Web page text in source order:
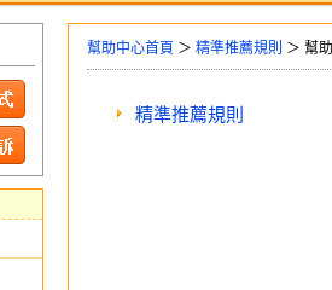
幫助中心首頁 ＞ 精準推薦規則 ＞ 幫
精準推薦規則